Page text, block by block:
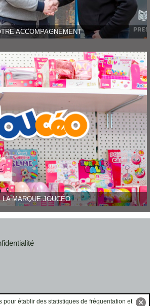
pour établir des statistiques de fréquentation et
ACCOMPAGNEMENT
LA MARQUE JOUCÉO